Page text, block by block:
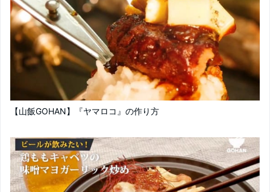
【山飯GOHAN】『ヤマロコ』の作り方